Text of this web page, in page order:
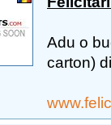
Adu o
carton)